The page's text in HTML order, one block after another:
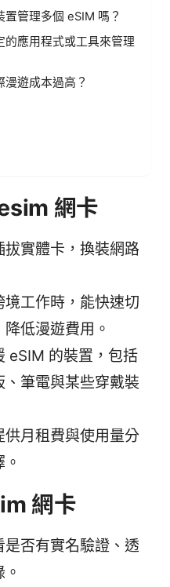
置管理多個 eSIM 嗎？
的應用程式或工具來管理
漫遊成本過高？
網卡
實體卡，換裝網路
工作時，能快速切
低漫遊費用。
eSIM 的裝置，包括
筆電與某些穿戴裝
月租費與使用量分
網卡
否有實名驗證、透